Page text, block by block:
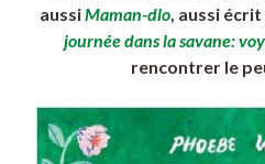
aussiMaman-dlo, aussi
journée dans la savane:
rencontrer le